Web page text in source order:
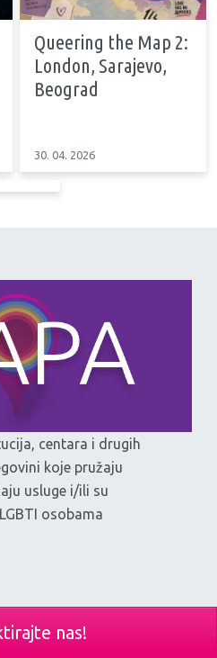
Queering the Map 2:
London, Sarajevo,
Beograd
30. 04. 2026
centara i drugih
koje pružaju
usluge i/ili su
osobama
nas!